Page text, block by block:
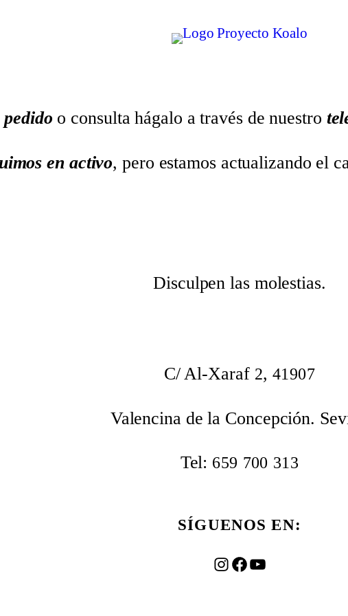
o consulta hágalo a través de nuestro
en activo, pero estamos actualizando el
Disculpen las molestias.
C/ Al-Xaraf 2, 41907
Valencina de la Concepción.
Tel: 659 700 313
SÍGUENOS EN:
Instagram
Facebook
YouTube